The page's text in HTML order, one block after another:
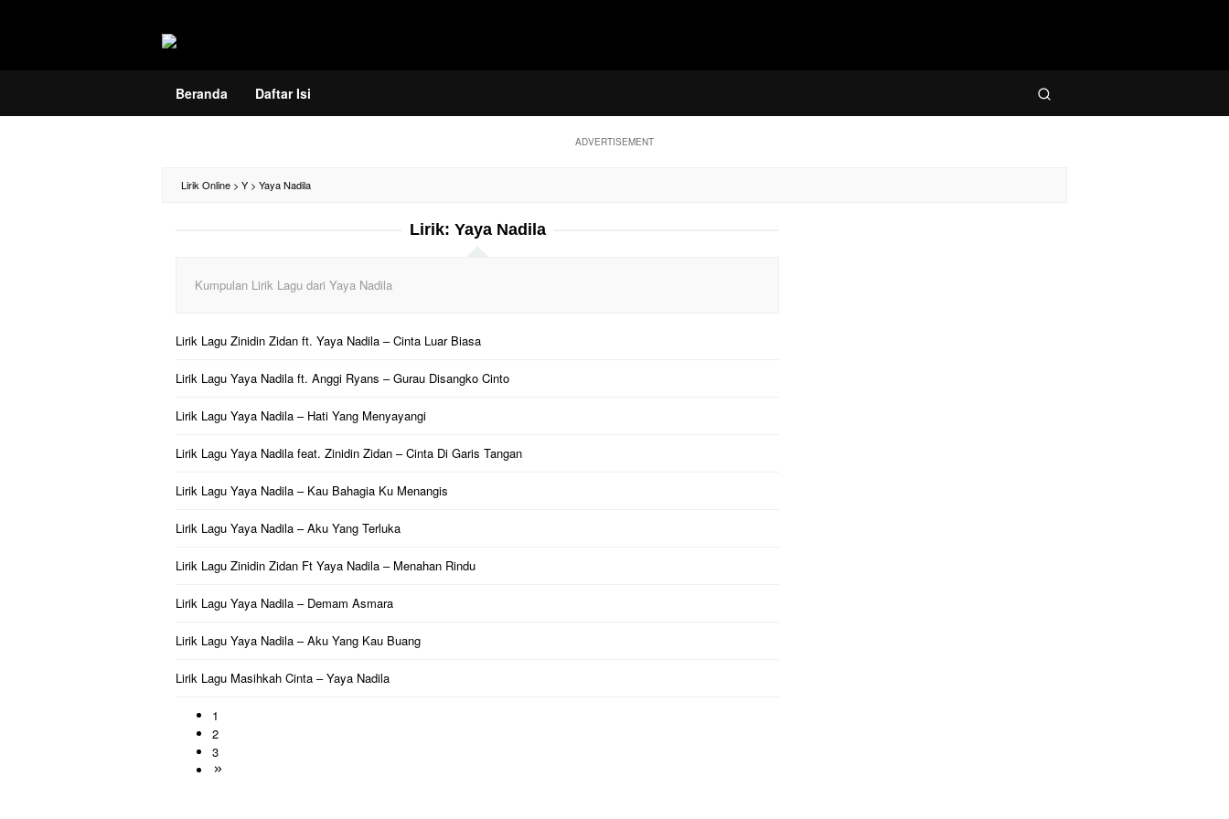
Beranda Daftar Isi
ADVERTISEMENT
Lirik Online > Y > Yaya Nadila
Lirik: Yaya Nadila
Kumpulan Lirik Lagu dari Yaya Nadila
Lirik Lagu Zinidin Zidan ft. Yaya Nadila – Cinta Luar Biasa
Lirik Lagu Yaya Nadila ft. Anggi Ryans – Gurau Disangko Cinto
Lirik Lagu Yaya Nadila – Hati Yang Menyayangi
Lirik Lagu Yaya Nadila feat. Zinidin Zidan – Cinta Di Garis Tangan
Lirik Lagu Yaya Nadila – Kau Bahagia Ku Menangis
Lirik Lagu Yaya Nadila – Aku Yang Terluka
Lirik Lagu Zinidin Zidan Ft Yaya Nadila – Menahan Rindu
Lirik Lagu Yaya Nadila – Demam Asmara
Lirik Lagu Yaya Nadila – Aku Yang Kau Buang
Lirik Lagu Masihkah Cinta – Yaya Nadila
1
2
3